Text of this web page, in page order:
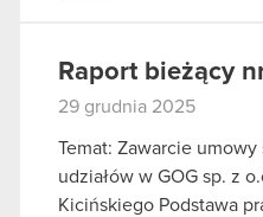
Raport bieżący
29 grudnia 2025
Temat: Zawarcie umowy
udziałów w GOG sp. z
Kicińskiego Podstawa